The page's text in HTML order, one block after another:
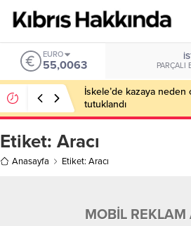
EURO
55,0063 PARÇALI
İskele’de kazaya
tutuklandı
Etiket: Aracı
Anasayfa Etiket: Aracı
MOBİL REKLAM